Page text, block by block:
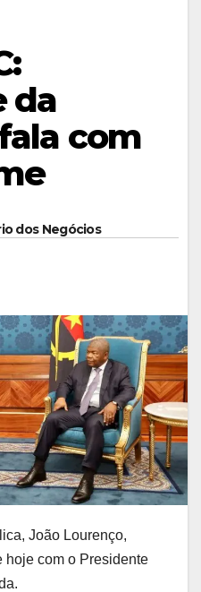
da
com
dos Negócios
João Lourenço,
hoje com o Presidente